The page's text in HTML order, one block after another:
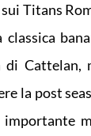
Titans
classica
Cattelan,
la post